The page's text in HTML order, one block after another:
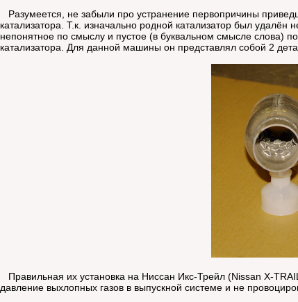
Разумеется, не забыли про устранение первопричины
катализатора. Т.к. изначально родной катализатор был
непонятное по смыслу и пустое (в буквальном смысле слова)
катализатора. Для данной машины он представлял собой 2
Правильная их установка на Ниссан Икс-Трейл (Nissan X-
давление выхлопных газов в выпускной системе и не